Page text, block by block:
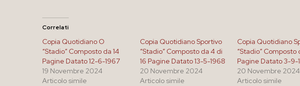
Correlati
Copia Quotidiano O
“Stadio” Composto da 14
Pagine Datato 12-6-1967
19 Novembre 2024
Articolo simile
Copia Quotidiano Sportivo
“Stadio” Composto da 4 di
16 Pagine Datato 13-5-1968
20 Novembre 2024
Articolo simile
Copia Quotidiano
“Stadio” Composto
Pagine Datato 3-9-
20 Novembre 2024
Articolo simile